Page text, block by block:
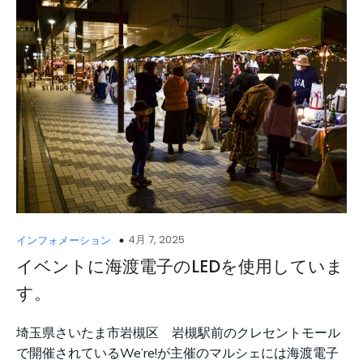
インフォメーション 4月 7, 2025
イベントに海渡電子のLEDを使用していま
す。
埼玉県さいたま市岩槻区 岩槻駅前のクレセントモール
で開催されているWe’re!が主催のマルシェには海渡電子